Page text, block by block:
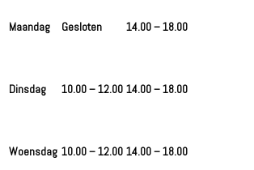
Maandag Gesloten 14.00 – 18.00
Dinsdag 10.00 – 12.00 14.00 – 18.00
Woensdag 10.00 – 12.00 14.00 – 18.00